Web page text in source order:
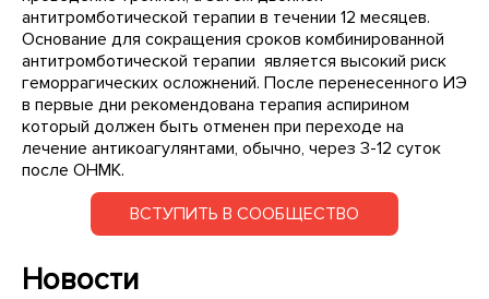
антитромботической терапии в течении 12 месяцев.
Основание для сокращения сроков комбинированной
антитромботической терапии является высокий риск
геморрагических осложнений. После перенесенного ИЭ
в первые дни рекомендована терапия аспирином
который должен быть отменен при переходе на
лечение антикоагулянтами, обычно, через 3-12 суток
после ОНМК.
ВСТУПИТЬ В СООБЩЕСТВО
Новости